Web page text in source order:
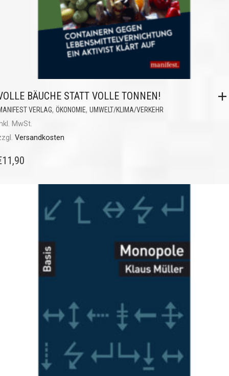
BÄUCHE STATT VOLLE TONNEN!
VERLAG, ÖKONOMIE, UMWELT/KLIMA/VERKEHR
MwSt.
Versandkosten
11,90